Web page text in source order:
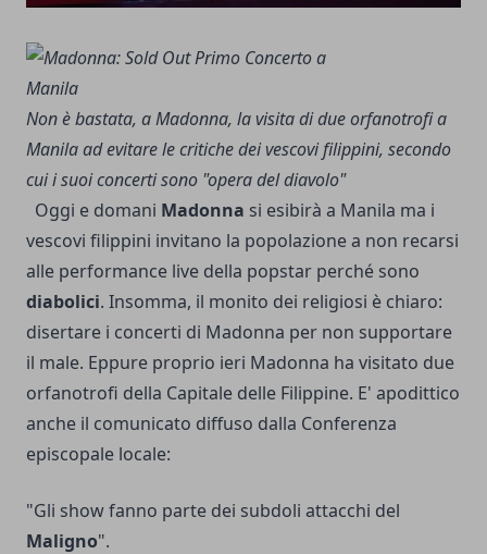
Non è bastata, a Madonna, la visita di due orfanotrofi a
Manila ad evitare le critiche dei vescovi filippini, secondo
cui i suoi concerti sono "opera del diavolo"
Oggi e domani Madonna si esibirà a Manila ma i
vescovi filippini invitano la popolazione a non recarsi
alle performance live della popstar perché sono
diabolici. Insomma, il monito dei religiosi è chiaro:
disertare i concerti di Madonna per non supportare
il male. Eppure proprio ieri Madonna ha visitato due
orfanotrofi della Capitale delle Filippine. E' apodittico
anche il comunicato diffuso dalla Conferenza
episcopale locale:
"Gli show fanno parte dei subdoli attacchi del
Maligno".